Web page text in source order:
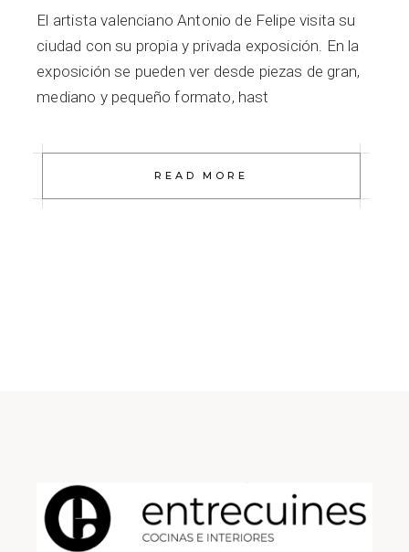
El artista valenciano Antonio de Felipe visita su
ciudad con su propia y privada exposición. En la
exposición se pueden ver desde piezas de gran,
mediano y pequeño formato, hast
READ MORE